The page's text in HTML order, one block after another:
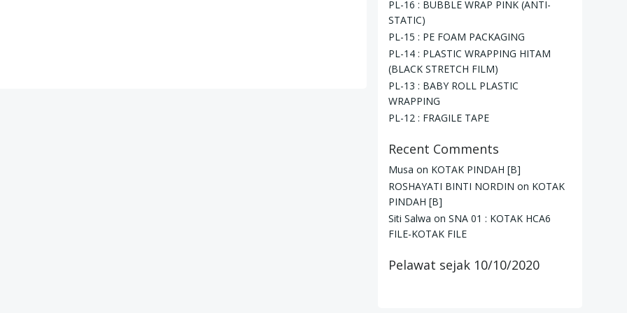
PL-16 : BUBBLE WRAP PINK (ANTI-
STATIC)
PL-15 : PE FOAM PACKAGING
PL-14 : PLASTIC WRAPPING HITAM
(BLACK STRETCH FILM)
PL-13 : BABY ROLL PLASTIC
WRAPPING
PL-12 : FRAGILE TAPE
Recent Comments
Musa on KOTAK PINDAH [B]
ROSHAYATI BINTI NORDIN on KOTAK
PINDAH [B]
Siti Salwa on SNA 01 : KOTAK HCA6
FILE-KOTAK FILE
Pelawat sejak 10/10/2020